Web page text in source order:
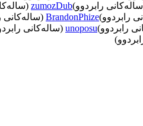
رابردوو)zumozDub
رابردوو)BrandonPhize (ساله‌كانی
رابردوو)unoposu (ساله‌كانی